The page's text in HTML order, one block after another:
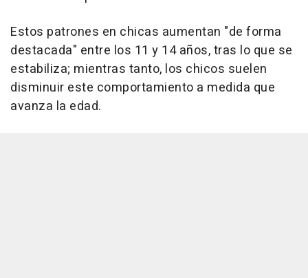
Estos patrones en chicas aumentan "de forma
destacada" entre los 11 y 14 años, tras lo que se
estabiliza; mientras tanto, los chicos suelen
disminuir este comportamiento a medida que
avanza la edad.